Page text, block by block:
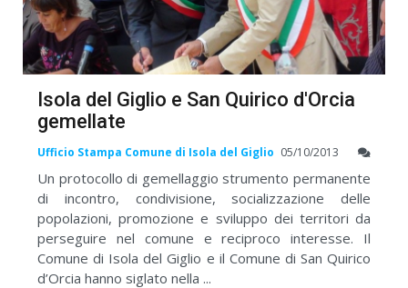
Isola del Giglio e San Quirico d'Orcia
gemellate
Ufficio Stampa Comune di Isola del Giglio 05/10/2013
Un protocollo di gemellaggio strumento permanente
di incontro, condivisione, socializzazione delle
popolazioni, promozione e sviluppo dei territori da
perseguire nel comune e reciproco interesse. Il
Comune di Isola del Giglio e il Comune di San Quirico
d’Orcia hanno siglato nella ...